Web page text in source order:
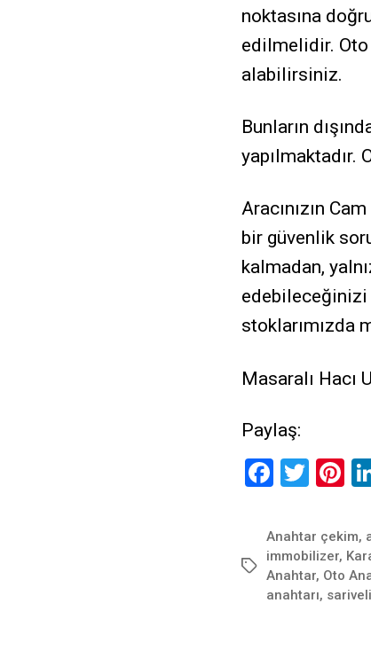
noktasına
edilmelidir. Oto
alabilirsiniz.
Bunların
yapılmaktadır.
Aracınızın
bir güvenlik
kalmadan,
edebileceğinizi
stoklarımızda
Masaralı Hacı
Paylaş:
F
ce
b
o
T
tt
er
Pi
er
t
Etiketler
Anahtar çekim,
immobilizer,
Anahtar, Oto
anahtarı,